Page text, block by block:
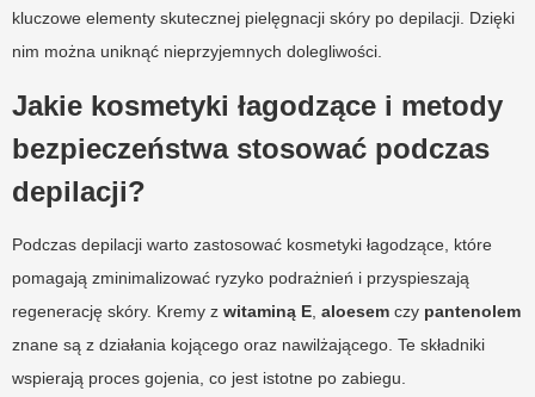
kluczowe elementy skutecznej pielęgnacji skóry po depilacji. Dzięki
nim można uniknąć nieprzyjemnych dolegliwości.
Jakie kosmetyki łagodzące i metody
bezpieczeństwa stosować podczas
depilacji?
Podczas depilacji warto zastosować kosmetyki łagodzące, które
pomagają zminimalizować ryzyko podrażnień i przyspieszają
regenerację skóry. Kremy z witaminą E aloesem czy pantenolem
znane są z działania kojącego oraz nawilżającego. Te składniki
wspierają proces gojenia, co jest istotne po zabiegu.